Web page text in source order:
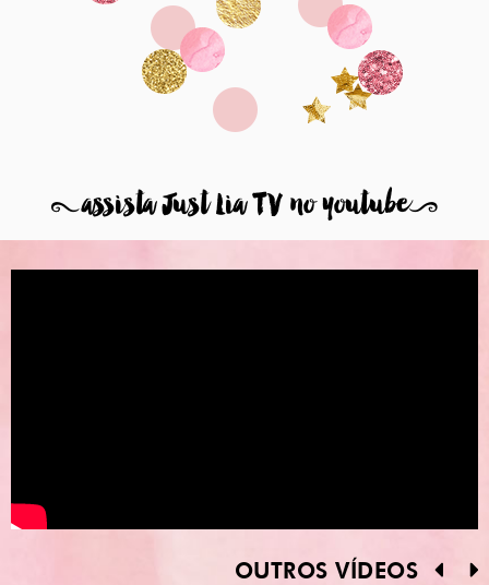
8assista Just Lia TV no youtube9
OUTROS VÍDEOS